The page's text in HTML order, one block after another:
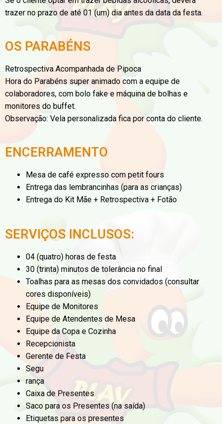
trazer no prazo de até 01 (um) dia antes da data da festa.
OS PARABÉNS
Retrospectiva Acompanhada de Pipoca
Hora do Parabéns super animado com a equipe de
colaboradores, com bolo fake e máquina de bolhas e
monitores do buffet.
Observação: Vela personalizada fica por conta do cliente.
ENCERRAMENTO
Mesa de café expresso com petit fours
Entrega das lembrancinhas (para as crianças)
Entrega do Kit Mãe + Retrospectiva + Fotão
SERVIÇOS INCLUSOS:
04 (quatro) horas de festa
30 (trinta) minutos de tolerância no final
Toalhas para as mesas dos convidados (consultar
cores disponíveis)
Equipe de Monitores
Equipe de Atendentes de Mesa
Equipe da Copa e Cozinha
Recepcionista
Gerente de Festa
Segu
rança
Caixa de Presentes
Saco para os Presentes (na saída)
Etiquetas para os presentes